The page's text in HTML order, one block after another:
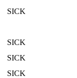
SICK
SICK
SICK
SICK